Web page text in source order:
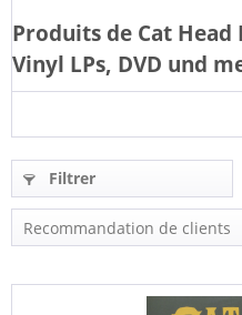
Produits de Cat Head
Vinyl LPs, DVD und
Filtrer